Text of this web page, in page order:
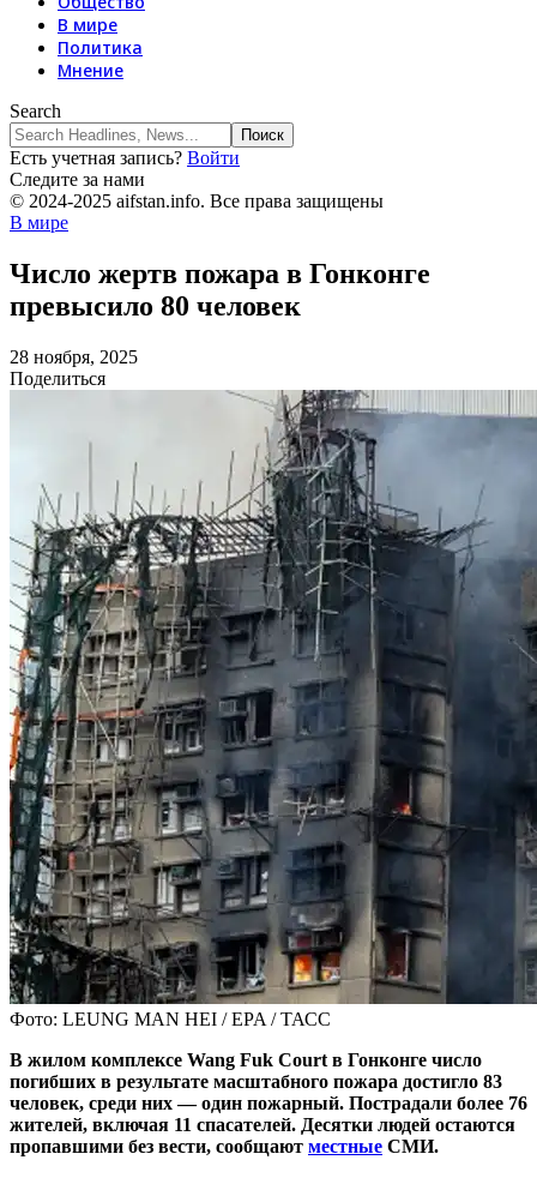
В мире
Политика
Мнение
Search
Есть учетная запись? Войти
Следите за нами
© 2024-2025 aifstan.info. Все права защищены
В мире
Число жертв пожара в Гонконге
превысило 80 человек
28 ноября, 2025
Поделиться
Фото: LEUNG MAN HEI / EPA / ТАСС
В жилом комплексе Wang Fuk Court в Гонконге число
погибших в результате масштабного пожара достигло 83
человек, среди них — один пожарный. Пострадали более 76
жителей, включая 11 спасателей. Десятки людей остаются
пропавшими без вести, сообщают местные СМИ.